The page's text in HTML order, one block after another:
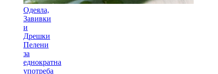
Одеяла,
Завивки
и
Дрешки
Пелени
за
еднократна
употреба